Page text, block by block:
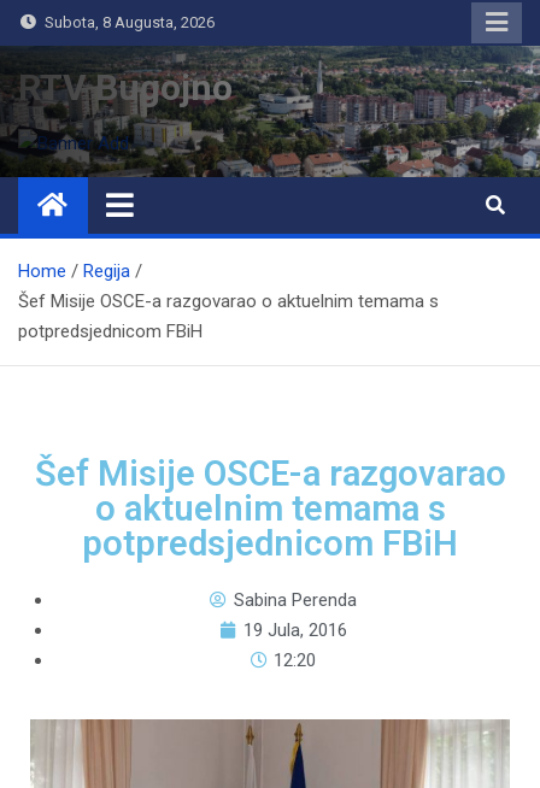
Subota, 8 Augusta, 2026
RTV Bugojno
Home
Regija
Šef Misije OSCE-a razgovarao o aktuelnim temama s
potpredsjednicom FBiH
Šef Misije OSCE-a razgovarao
o aktuelnim temama s
potpredsjednicom FBiH
Sabina Perenda
19 Jula, 2016
12:20